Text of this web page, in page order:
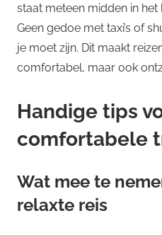
staat meteen midden in
Geen gedoe met taxi’s of
je moet zijn. Dit maakt
comfortabel, maar ook
Handige tips
comfortabele
Wat mee te
relaxte reis